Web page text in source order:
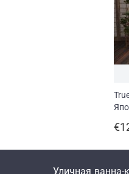
Уличная ванна-